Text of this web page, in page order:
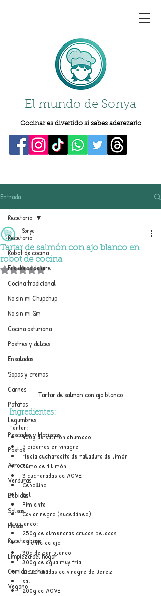
El mundo de Sonya
Cocinar es divertido si sabes aderezarlo
Entrada
Recetario
Robot de cocina
Freidoras de aire
Cocina tradicional
No sin mi Chupchup
No sin mi Gm
Cocina asturiana
Postres y dulces
Ensaladas
Sopas y cremas
Carnes
Patatas
Legumbres
Pescados y Mariscos
Pastas
Arroces
Verduras
Bebidas
Salsas
Masas
Recetas base
Limpieza del hogar
Comida cochina
Vegano
Recetario
Tartar de salmón con ajo blanco en
robot de cocina
Sonya
Obtuvo NaN de 5 estrellas.
Tartar de salmon con ajo blanco
Ingredientes:
Tartar:
400g de salmón ahumado
5 piparras en vinagre
Media cucharadita de ralladura de limón
Zumo de 1 limón
3 cucharadas de AOVE
Cebollino
Sal
Pimienta
Caviar negro (sucedáneo)
Ajoblanco:
250g de almendras crudas peladas
1 diente de ajo
30g de pan blanco
300g de agua muy fría
2 cucharadas de vinagre de Jerez
sal
200g de AOVE